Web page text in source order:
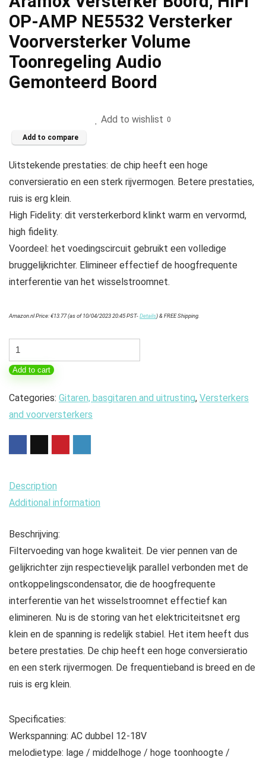
OP-AMP NE5532 Versterker
Voorversterker Volume
Toonregeling Audio
Gemonteerd Boord
Add to wishlist 0
Add to compare
Uitstekende prestaties: de chip heeft een hoge
conversieratio en een sterk rijvermogen. Betere prestaties,
ruis is erg klein.
High Fidelity: dit versterkerbord klinkt warm en vervormd,
high fidelity.
Voordeel: het voedingscircuit gebruikt een volledige
bruggelijkrichter. Elimineer effectief de hoogfrequente
interferentie van het wisselstroomnet.
Amazon.nl Price:€13.77(as of 10/04/2023 20:45 PST-Details)&FREE Shipping
Aramox
Versterker
HIFI
OP-
Voorversterker
Volume
Audio
Gemonteerd
Boord
quantity
Add to cart
Categories: Gitaren, basgitaren and uitrusting, Versterkers
and voorversterkers
Description
Additional information
Beschrijving:
Filtervoeding van hoge kwaliteit. De vier pennen van de
gelijkrichter zijn respectievelijk parallel verbonden met de
ontkoppelingscondensator, die de hoogfrequente
interferentie van het wisselstroomnet effectief kan
elimineren. Nu is de storing van het elektriciteitsnet erg
klein en de spanning is redelijk stabiel. Het item heeft dus
betere prestaties. De chip heeft een hoge conversieratio
en een sterk rijvermogen. De frequentieband is breed en de
ruis is erg klein.
Specificaties:
Werkspanning: AC dubbel 12-18V
melodietype: lage / middelhoge / hoge toonhoogte /